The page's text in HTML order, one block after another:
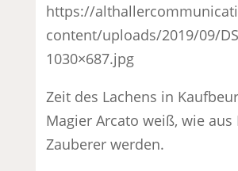
https://
content/uploads/2019/09/
1030×687.jpg
Zeit des Lachens in
Magier Arcato weiß, wie aus
Zauberer werden.